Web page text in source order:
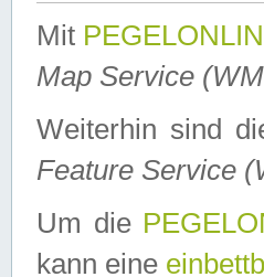
Mit
Map Service
Weiterhin sind
Feature Service
Um die
kann eine